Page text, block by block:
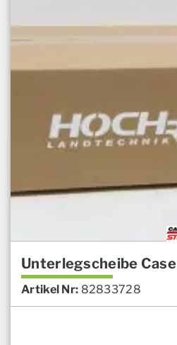
Unterlegscheibe Case
Artikel Nr: 82833728